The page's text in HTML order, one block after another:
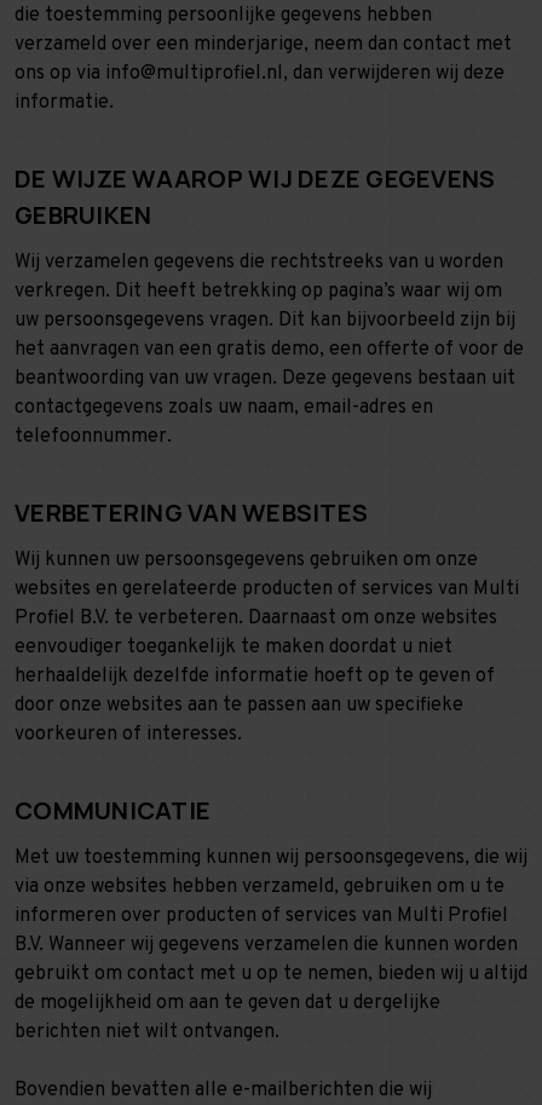
die toestemming persoonlijke gegevens hebben
verzameld over een minderjarige, neem dan contact met
ons op via info@multiprofiel.nl, dan verwijderen wij deze
informatie.
DE WIJZE WAAROP WIJ DEZE GEGEVENS
GEBRUIKEN
Wij verzamelen gegevens die rechtstreeks van u worden
verkregen. Dit heeft betrekking op pagina’s waar wij om
uw persoonsgegevens vragen. Dit kan bijvoorbeeld zijn bij
het aanvragen van een gratis demo, een offerte of voor de
beantwoording van uw vragen. Deze gegevens bestaan uit
contactgegevens zoals uw naam, email-adres en
telefoonnummer.
VERBETERING VAN WEBSITES
Wij kunnen uw persoonsgegevens gebruiken om onze
websites en gerelateerde producten of services van Multi
Profiel B.V. te verbeteren. Daarnaast om onze websites
eenvoudiger toegankelijk te maken doordat u niet
herhaaldelijk dezelfde informatie hoeft op te geven of
door onze websites aan te passen aan uw specifieke
voorkeuren of interesses.
COMMUNICATIE
Met uw toestemming kunnen wij persoonsgegevens, die wij
via onze websites hebben verzameld, gebruiken om u te
informeren over producten of services van Multi Profiel
B.V. Wanneer wij gegevens verzamelen die kunnen worden
gebruikt om contact met u op te nemen, bieden wij u altijd
de mogelijkheid om aan te geven dat u dergelijke
berichten niet wilt ontvangen.
Bovendien bevatten alle e-mailberichten die wij